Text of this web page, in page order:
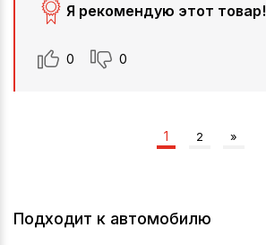
Я рекомендую этот товар!
0 0
1 2 »
Подходит к автомобилю